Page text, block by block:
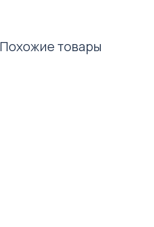
Похожие товары